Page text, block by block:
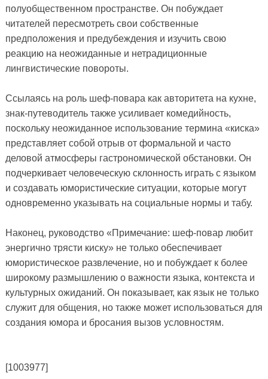
полуобщественном пространстве. Он побуждает
читателей пересмотреть свои собственные
предположения и предубеждения и изучить свою
реакцию на неожиданные и нетрадиционные
лингвистические повороты.
Ссылаясь на роль шеф-повара как авторитета на кухне,
знак-путеводитель также усиливает комедийность,
поскольку неожиданное использование термина «киска»
представляет собой отрыв от формальной и часто
деловой атмосферы гастрономической обстановки. Он
подчеркивает человеческую склонность играть с языком
и создавать юмористические ситуации, которые могут
одновременно указывать на социальные нормы и табу.
Наконец, руководство «Примечание: шеф-повар любит
энергично трясти киску» не только обеспечивает
юмористическое развлечение, но и побуждает к более
широкому размышлению о важности языка, контекста и
культурных ожиданий. Он показывает, как язык не только
служит для общения, но также может использоваться для
создания юмора и бросания вызов условностям.
[1003977]